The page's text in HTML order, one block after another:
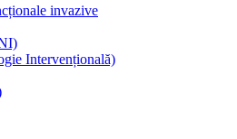
invazive
Intervențională)